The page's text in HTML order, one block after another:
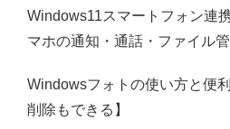
Windows11スマートフォン連
マホの通知・通話・ファイル
Windowsフォトの使い方と便
削除もできる】